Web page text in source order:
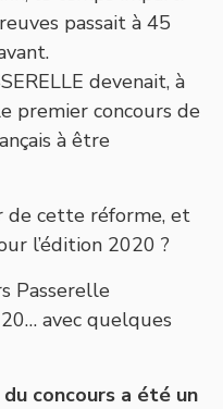
passait à 45
devenait, à
premier concours de
à être
de cette réforme, et
l’édition 2020 ?
Passerelle
avec quelques
concours a été un